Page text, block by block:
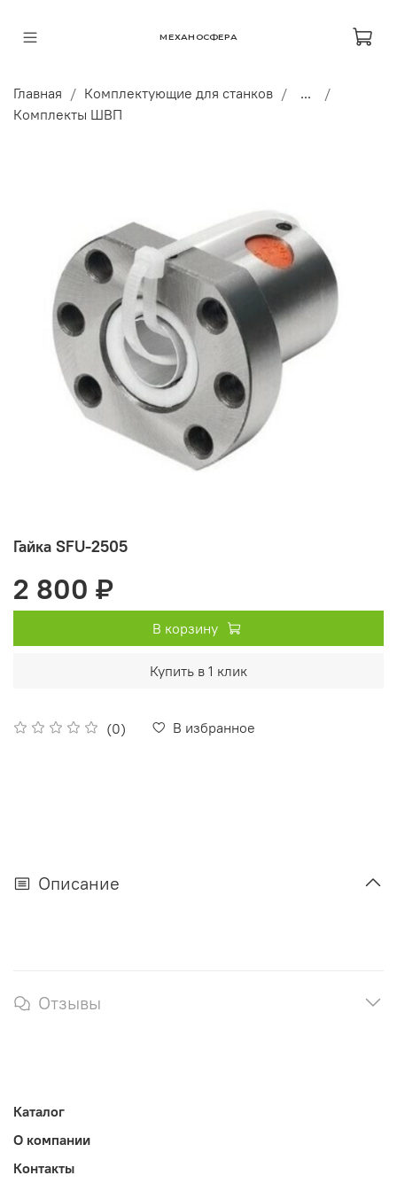
МЕХАНОСФЕРА
Главная Комплектующие для станков
...
Комплекты ШВП
Гайка SFU-2505
(0) В избранное
2 800 ₽
В корзину
Купить в 1 клик
Описание
Отзывы
Каталог
О компании
Контакты